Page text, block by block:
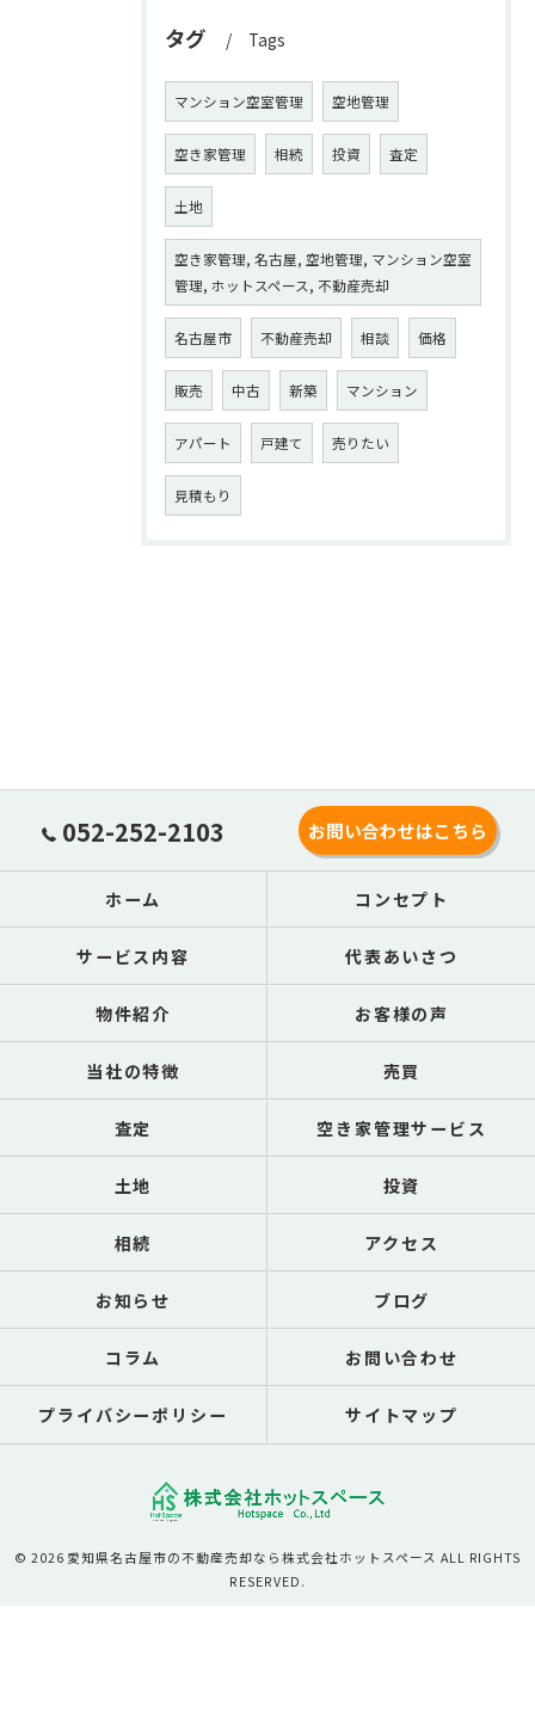
タグ Tags
マンション空室管理 空地管理
空き家管理 相続 投資 査定
土地
空き家管理, 名古屋, 空地管理, マンション空室
管理, ホットスペース, 不動産売却
名古屋市 不動産売却 相談 価格
販売 中古 新築 マンション
アパート 戸建て 売りたい
見積もり
052-252-2103 お問い合わせはこちら
ホーム コンセプト
サービス内容 代表あいさつ
物件紹介 お客様の声
当社の特徴 売買
査定 空き家管理サービス
土地 投資
相続 アクセス
お知らせ ブログ
コラム お問い合わせ
プライバシーポリシー サイトマップ
© 2026 愛知県名古屋市の不動産売却なら株式会社ホットスペース ALL RIGHTS
RESERVED.